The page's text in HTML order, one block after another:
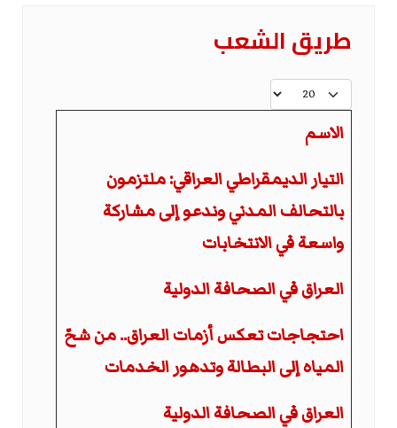
طريق الشعب
عدد الإظهارات:
الاسم
التيار الديمقراطي العراقي: ملتزمون
بالتحالف المدني وندعو إلى مشاركة
واسعة في الانتخابات
العراق في الصحافة الدولية
احتجاجات تعكس أزمات العراق.. من شحّ
المياه إلى البطالة وتدهور الخدمات
العراق في الصحافة الدولية